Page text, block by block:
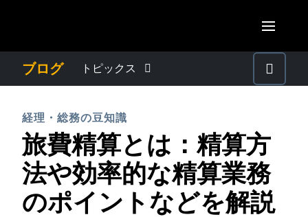
AMERICAS
Canada (Français)
México (Español)
Brasil (Português)
United Kingdom (English)
France (Français)
Deutschland (Deutsch)
ASIA PACIFIC
Australia (English)
India (English)
ブログ トピックス
プレスリリース
電子帳簿保存法・インボイス制度
経理・総務の豆知識
旅費精算とは：精算方
法や効率的な精算業務
のポイントなどを解説